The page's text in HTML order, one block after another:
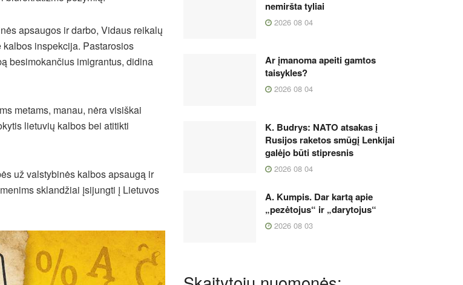
apsaugos ir darbo, Vidaus reikalų
inspekcija. Pastarosios
besimokančius imigrantus, didina
metams, manau, nėra visiškai
lietuvių kalbos bei atitikti
už valstybinės kalbos apsaugą ir
sklandžiai įsijungti į Lietuvos
nemiršta tyliai
2026 08 04
Ar įmanoma apeiti gamtos
taisykles?
2026 08 04
K. Budrys: NATO atsakas į
Rusijos raketos smūgį Lenkijai
galėjo būti stipresnis
2026 08 04
A. Kumpis. Dar kartą apie
„pezėtojus“ ir „darytojus“
2026 08 03